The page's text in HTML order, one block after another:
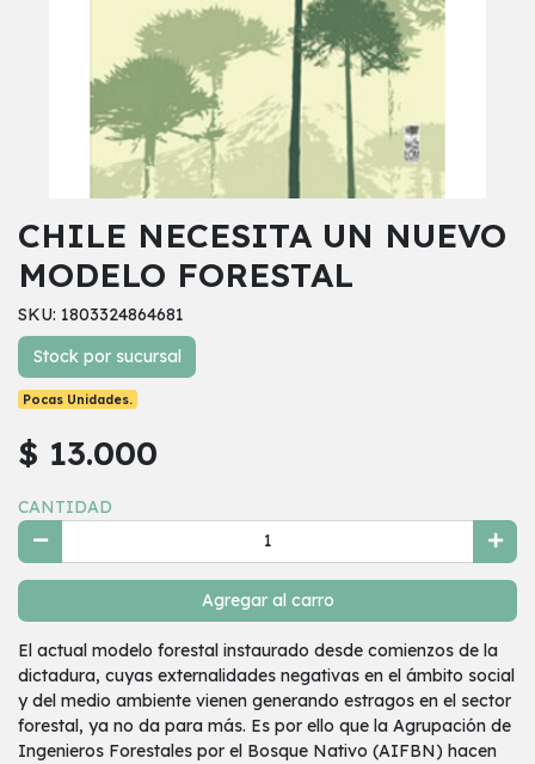
CHILE NECESITA UN NUEVO
MODELO FORESTAL
SKU: 1803324864681
Stock por sucursal
Pocas Unidades.
$ 13.000
CANTIDAD
Agregar al carro
El actual modelo forestal instaurado desde comienzos de la
dictadura, cuyas externalidades negativas en el ámbito social
y del medio ambiente vienen generando estragos en el sector
forestal, ya no da para más. Es por ello que la Agrupación de
Ingenieros Forestales por el Bosque Nativo (AIFBN) hacen